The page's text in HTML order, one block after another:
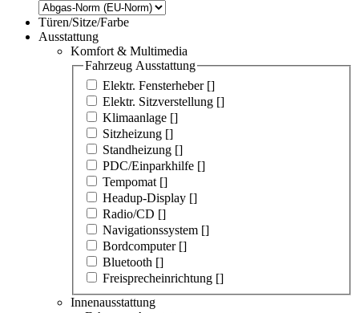
Türen/Sitze/Farbe
Ausstattung
Komfort & Multimedia
Fahrzeug Ausstattung
Elektr. Fensterheber []
Elektr. Sitzverstellung []
Klimaanlage []
Sitzheizung []
Standheizung []
PDC/Einparkhilfe []
Tempomat []
Headup-Display []
Radio/CD []
Navigationssystem []
Bordcomputer []
Bluetooth []
Freisprecheinrichtung []
Innenausstattung